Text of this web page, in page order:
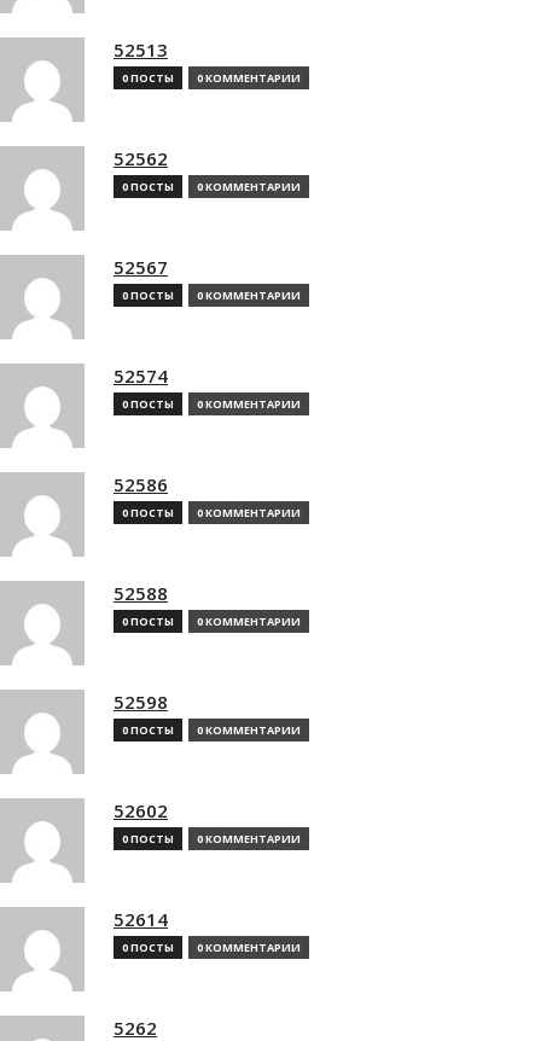
52513
0 ПОСТЫ 0 КОММЕНТАРИИ
52562
0 ПОСТЫ 0 КОММЕНТАРИИ
52567
0 ПОСТЫ 0 КОММЕНТАРИИ
52574
0 ПОСТЫ 0 КОММЕНТАРИИ
52586
0 ПОСТЫ 0 КОММЕНТАРИИ
52588
0 ПОСТЫ 0 КОММЕНТАРИИ
52598
0 ПОСТЫ 0 КОММЕНТАРИИ
52602
0 ПОСТЫ 0 КОММЕНТАРИИ
52614
0 ПОСТЫ 0 КОММЕНТАРИИ
5262